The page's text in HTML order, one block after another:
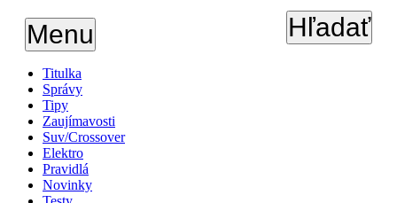
Menu Hľadať
Titulka
Správy
Tipy
Zaujímavosti
Suv/Crossover
Elektro
Pravidlá
Novinky